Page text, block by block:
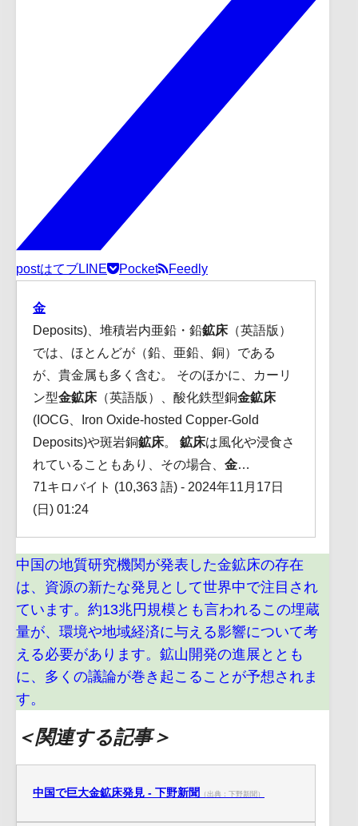
postはてブLINE Pocket Feedly
金
Deposits)、堆積岩内亜鉛・鉛鉱床（英語版）
では、ほとんどが（鉛、亜鉛、銅）である
が、貴金属も多く含む。 そのほかに、カーリ
ン型金鉱床（英語版）、酸化鉄型銅金鉱床
(IOCG、Iron Oxide-hosted Copper-Gold
Deposits)や斑岩銅鉱床。 鉱床は風化や浸食さ
れていることもあり、その場合、 金…
71キロバイト (10,363 語) - 2024年11月17日
(日) 01:24
中国の地質研究機関が発表した金鉱床の存在
は、資源の新たな発見として世界中で注目され
ています。約13兆円規模とも言われるこの埋蔵
量が、環境や地域経済に与える影響について考
える必要があります。鉱山開発の進展ととも
に、多くの議論が巻き起こることが予想されま
す。
＜関連する記事＞
中国で巨大金鉱床発見 - 下野新聞 （出典：下野新聞）